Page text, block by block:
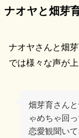
ナオヤと畑芽
ナオヤさんと畑
では様々な声が
畑芽育さん
ゃめちゃ回
恋愛観聞い